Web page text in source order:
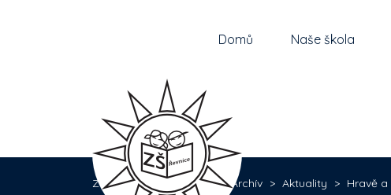
Domů Naše škola
Základní škola Řevnice > Archív > Aktuality > Hravě